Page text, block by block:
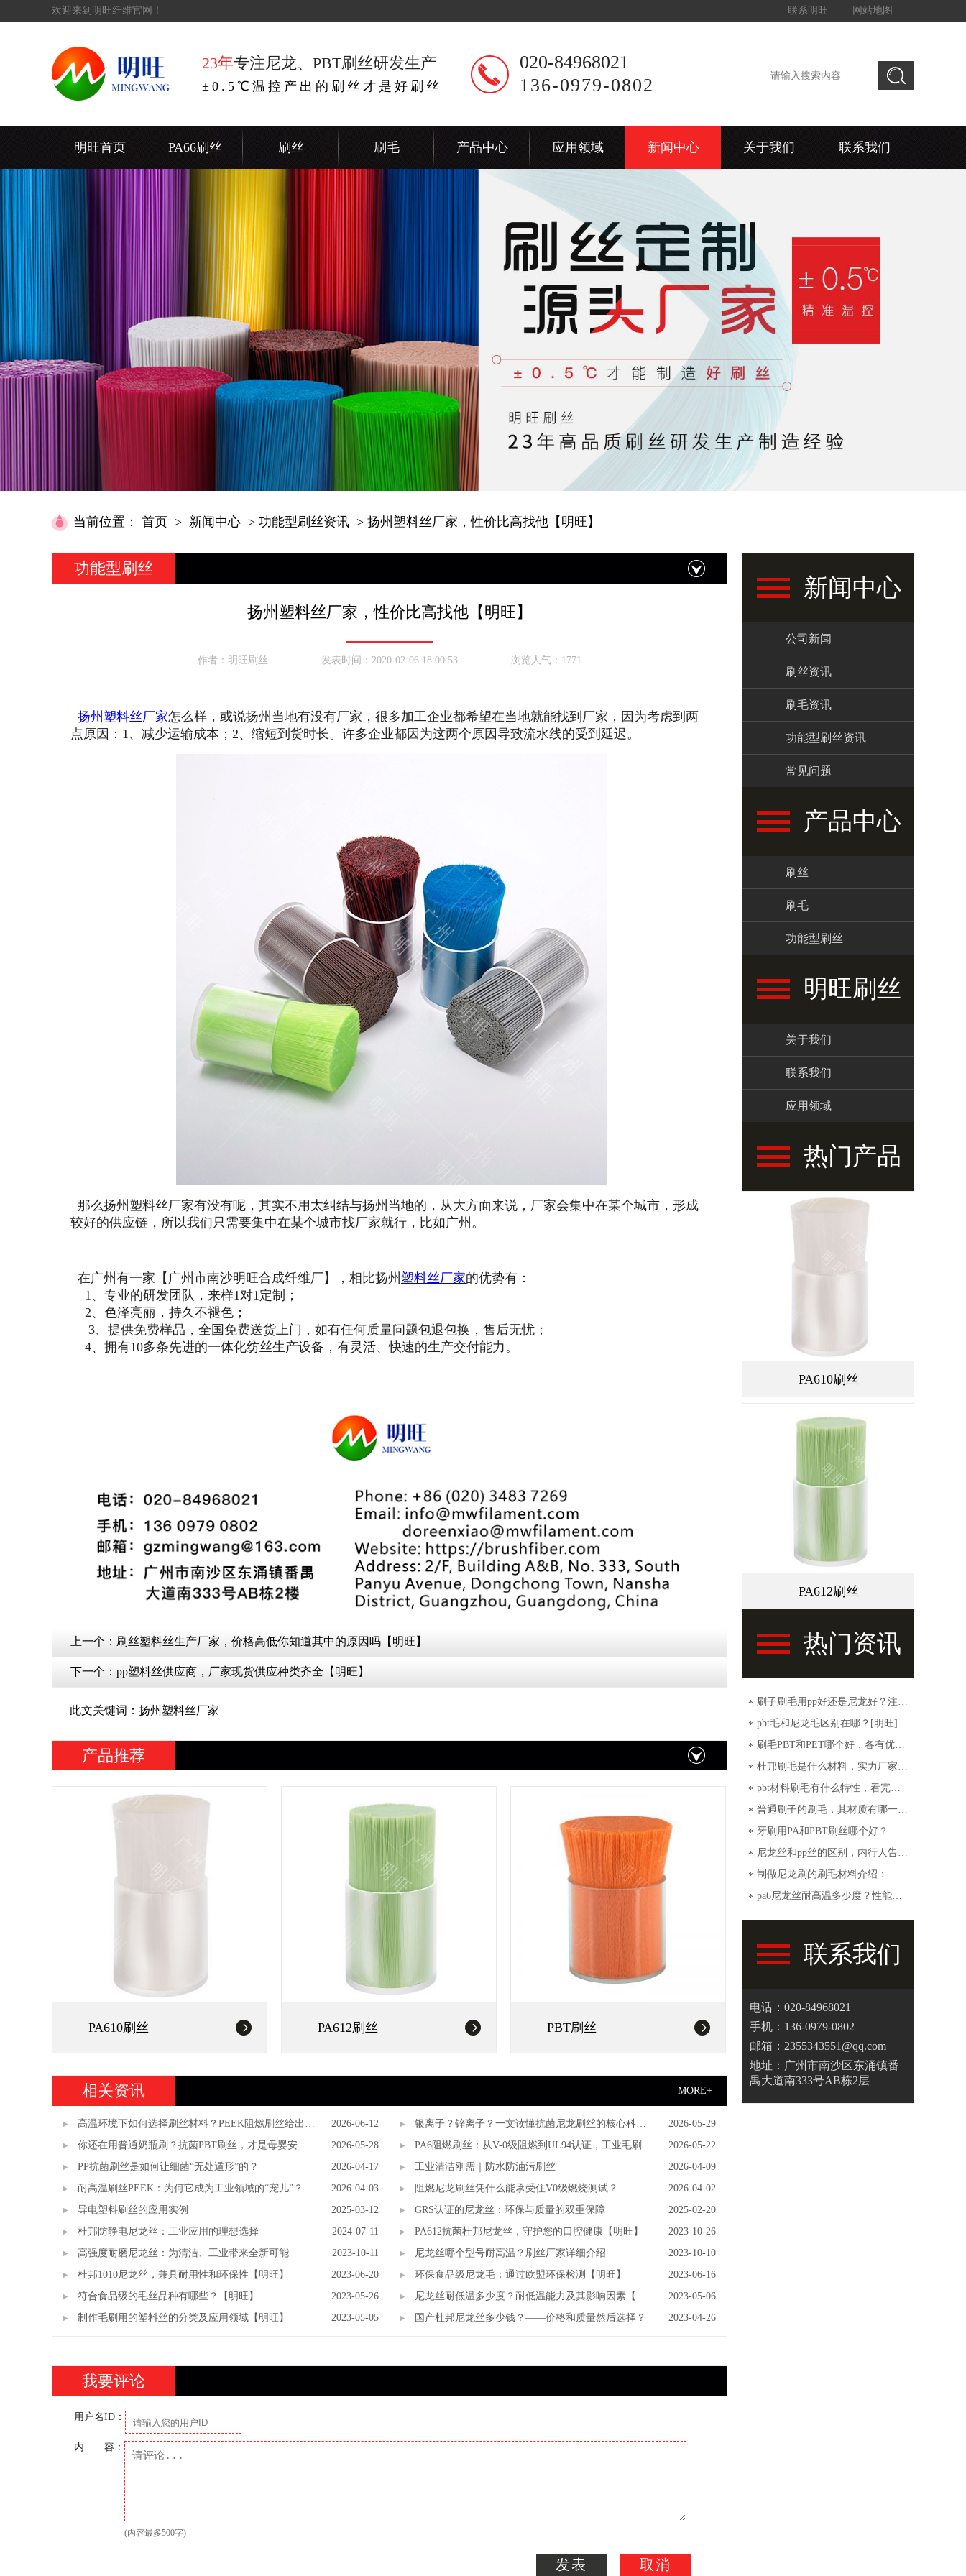
欢迎来到明旺纤维官网！ 联系明旺 网站地图
23年专注尼龙、PBT刷丝研发生产
±0.5℃温控产出的刷丝才是好刷丝
020-84968021
136-0979-0802
明旺首页 PA66刷丝 刷丝 刷毛 产品中心 应用领域 新闻中心 关于我们 联系我们
当前位置 ： 首页 > 新闻中心 > 功能型刷丝资讯 > 扬州塑料丝厂家，性价比高找他【明旺】
功能型刷丝
扬州塑料丝厂家，性价比高找他【明旺】
作者： 明旺刷丝 发表时间： 2020-02-06 18:00:53 浏览人气： 1771
扬州塑料丝厂家怎么样，或说扬州当地有没有厂家，很多加工企业都希望在当地就能找到厂家，因为考虑到两
点原因：1、减少运输成本；2、缩短到货时长。许多企业都因为这两个原因导致流水线的受到延迟。
那么扬州塑料丝厂家有没有呢，其实不用太纠结与扬州当地的，从大方面来说，厂家会集中在某个城市，形成
较好的供应链，所以我们只需要集中在某个城市找厂家就行，比如广州。
在广州有一家【广州市南沙明旺合成纤维厂】，相比扬州 塑料丝厂家的优势有：
1、专业的研发团队，来样1对1定制；
2、色泽亮丽，持久不褪色；
3、提供免费样品，全国免费送货上门，如有任何质量问题包退包换，售后无忧；
4、拥有10多条先进的一体化纺丝生产设备，有灵活、快速的生产交付能力。
上一个： 刷丝塑料丝生产厂家，价格高低你知道其中的原因吗【明旺】
下一个： pp塑料丝供应商，厂家现货供应种类齐全【明旺】
此文关键词：扬州塑料丝厂家
产品推荐
PA610刷丝 PA612刷丝 PBT刷丝
相关资讯 MORE+
高温环境下如何选择刷丝材料？PEEK阻燃刷丝给出答
案
2026-06-12
银离子？锌离子？一文读懂抗菌尼龙刷丝的核心科技
与选择标准
2026-05-29
你还在用普通奶瓶刷？抗菌PBT刷丝，才是母婴安全
真正的“隐形守护者”
2026-05-28
PA6阻燃刷丝：从V-0级阻燃到UL94认证，工业毛刷的
安全底线谁来守护？
2026-05-22
PP抗菌刷丝是如何让细菌“无处遁形”的？
2026-04-17 工业清洁刚需｜防水防油污刷丝
2026-04-09
耐高温刷丝PEEK：为何它成为工业领域的“宠儿”？
2026-04-03 阻燃尼龙刷丝凭什么能承受住V0级燃烧测试？
2026-04-02
导电塑料刷丝的应用实例
2025-03-12 GRS认证的尼龙丝：环保与质量的双重保障
2025-02-20
杜邦防静电尼龙丝：工业应用的理想选择
2024-07-11 PA612抗菌杜邦尼龙丝，守护您的口腔健康【明旺】
2023-10-26
高强度耐磨尼龙丝：为清洁、工业带来全新可能
2023-10-11 尼龙丝哪个型号耐高温？刷丝厂家详细介绍
2023-10-10
杜邦1010尼龙丝，兼具耐用性和环保性【明旺】
2023-06-20 环保食品级尼龙毛：通过欧盟环保检测【明旺】
2023-06-16
符合食品级的毛丝品种有哪些？【明旺】
2023-05-26
尼龙丝耐低温多少度？耐低温能力及其影响因素【明
旺】
2023-05-06
制作毛刷用的塑料丝的分类及应用领域【明旺】
2023-05-05 国产杜邦尼龙丝多少钱？——价格和质量然后选择？ 2023-04-26
我要评论
用户名ID：
内 容：
(内容最多500字)
发表 取消
新闻中心
公司新闻
刷丝资讯
刷毛资讯
功能型刷丝资讯
常见问题
产品中心
刷丝
刷毛
功能型刷丝
明旺刷丝
关于我们
联系我们
应用领域
热门产品
PA610刷丝
PA612刷丝
热门资讯
* 刷子刷毛用pp好还是尼龙好？注意
这些【明旺】
* pbt毛和尼龙毛区别在哪？[明旺]
* 刷毛PBT和PET哪个好，各有优点
[明旺]
* 杜邦刷毛是什么材料，实力厂家带
你了解【明旺】
* pbt材料刷毛有什么特性，看完你
就秒懂【明旺】
* 普通刷子的刷毛，其材质有哪一
些？【明旺】
* 牙刷用PA和PBT刷丝哪个好？性
价比高选这种[明旺]
* 尼龙丝和pp丝的区别，内行人告诉
你【明旺】
* 制做尼龙刷的刷毛材料介绍：
PA6、PA66、PET和PBT
* pa6尼龙丝耐高温多少度？性能特
点介绍【明旺】
联系我们
电话：020-84968021
手机：136-0979-0802
邮箱：2355343551@qq.com
地址：广州市南沙区东涌镇番
禺大道南333号AB栋2层